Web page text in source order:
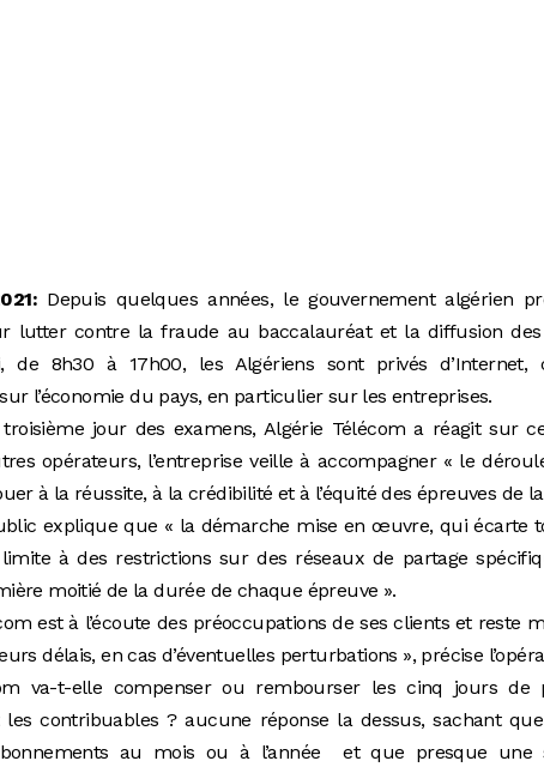
Depuis quelques années, le gouvernement algérien
lutter contre la fraude au baccalauréat et la diffusion
de 8h30 à 17h00, les Algériens sont privés d’Internet,
l’économie du pays, en particulier sur les entreprises.
jour des examens, Algérie Télécom a réagit sur
opérateurs, l’entreprise veille à accompagner « le
à la réussite, à la crédibilité et à l’équité des épreuves de la
explique que « la démarche mise en œuvre, qui écarte
limite à des restrictions sur des réseaux de partage
moitié de la durée de chaque épreuve ».
est à l’écoute des préoccupations de ses clients et reste
délais, en cas d’éventuelles perturbations », précise
va-t-elle compenser ou rembourser les cinq jours de
les contribuables ? aucune réponse la dessus, sachant
au mois ou à l’année et que presque une